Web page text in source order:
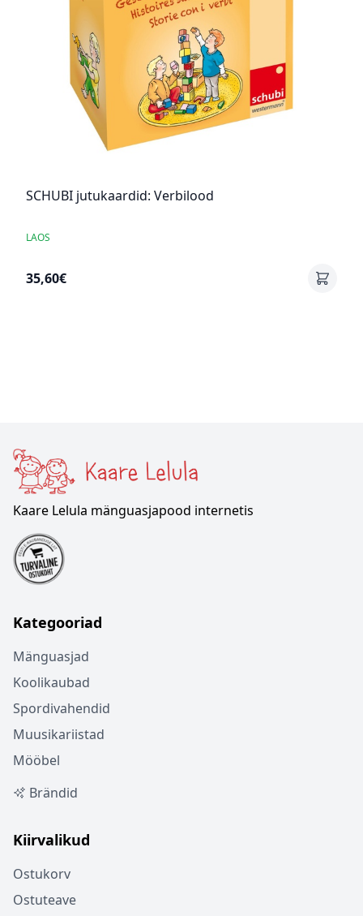
SCHUBI jutukaardid: Verbilood
LAOS
35,60€
Kaare Lelula mänguasjapood internetis
Kategooriad
Mänguasjad
Koolikaubad
Spordivahendid
Muusikariistad
Mööbel
Brändid
Kiirvalikud
Ostukorv
Ostuteave